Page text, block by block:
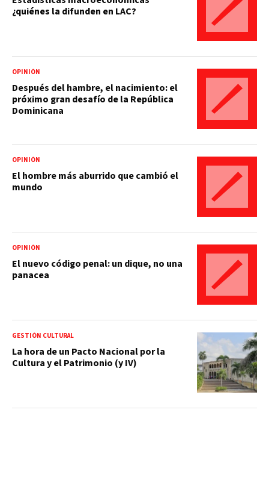
¿quiénes la difunden en LAC?
OPINIÓN
Después del hambre, el nacimiento: el
próximo gran desafío de la República
Dominicana
OPINIÓN
El hombre más aburrido que cambió el
mundo
OPINIÓN
El nuevo código penal: un dique, no una
panacea
GESTIÓN CULTURAL
La hora de un Pacto Nacional por la
Cultura y el Patrimonio (y IV)